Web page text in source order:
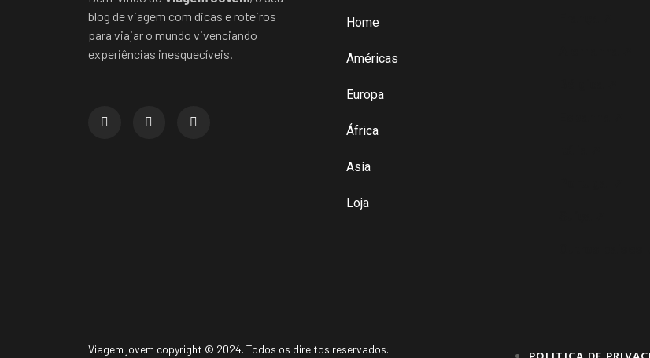
blog de viagem com dicas e roteiros
para viajar o mundo vivenciando
experiências inesquecíveis.
Home
Américas
Europa
África
Asia
Loja
Viagem jovem copyright © 2024. Todos os direitos reservados.